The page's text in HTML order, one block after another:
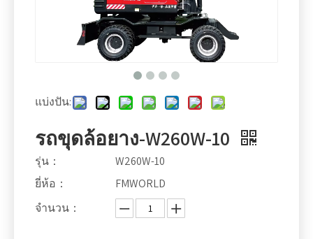
แบ่งปัน:
รถขุดล้อยาง-W260W-10
รุ่น：
W260W-10
ยี่ห้อ：
FMWORLD
จำนวน：